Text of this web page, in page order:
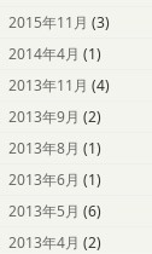
2015年11月 (3)
2014年4月 (1)
2013年11月 (4)
2013年9月 (2)
2013年8月 (1)
2013年6月 (1)
2013年5月 (6)
2013年4月 (2)